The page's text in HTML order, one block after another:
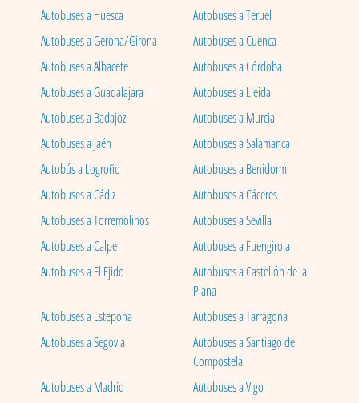
Autobuses a Huesca
Autobuses a Teruel
Autobuses a Gerona/Girona
Autobuses a Cuenca
Autobuses a Albacete
Autobuses a Córdoba
Autobuses a Guadalajara
Autobuses a Lleida
Autobuses a Badajoz
Autobuses a Murcia
Autobuses a Jaén
Autobuses a Salamanca
Autobús a Logroño
Autobuses a Benidorm
Autobuses a Cádiz
Autobuses a Cáceres
Autobuses a Torremolinos
Autobuses a Sevilla
Autobuses a Calpe
Autobuses a Fuengirola
Autobuses a El Ejido
Autobuses a Castellón de la
Plana
Autobuses a Estepona
Autobuses a Tarragona
Autobuses a Segovia
Autobuses a Santiago de
Compostela
Autobuses a Madrid
Autobuses a Vigo